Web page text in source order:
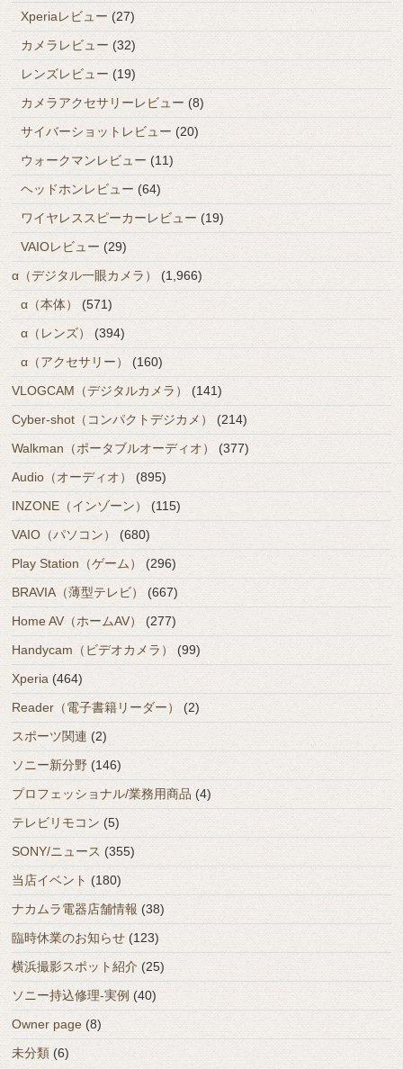
Xperiaレビュー (27)
カメラレビュー (32)
レンズレビュー (19)
カメラアクセサリーレビュー (8)
サイバーショットレビュー (20)
ウォークマンレビュー (11)
ヘッドホンレビュー (64)
ワイヤレススピーカーレビュー (19)
VAIOレビュー (29)
α（デジタル一眼カメラ）
(1,966)
α（本体）
(571)
α（レンズ）
(394)
α（アクセサリー）
(160)
VLOGCAM（デジタルカメラ）
(141)
Cyber-shot（コンパクトデジカメ）
(214)
Walkman（ポータブルオーディオ）
(377)
Audio（オーディオ）
(895)
INZONE（インゾーン）
(115)
VAIO（パソコン）
(680)
Play Station（ゲーム）
(296)
BRAVIA（薄型テレビ）
(667)
Home AV（ホームAV）
(277)
Handycam（ビデオカメラ）
(99)
Xperia (464)
Reader（電子書籍リーダー）
(2)
スポーツ関連 (2)
ソニー新分野 (146)
プロフェッショナル/業務用商品 (4)
テレビリモコン (5)
SONY/ニュース (355)
当店イベント (180)
ナカムラ電器店舗情報 (38)
臨時休業のお知らせ (123)
横浜撮影スポット紹介 (25)
ソニー持込修理-実例 (40)
Owner page (8)
未分類 (6)